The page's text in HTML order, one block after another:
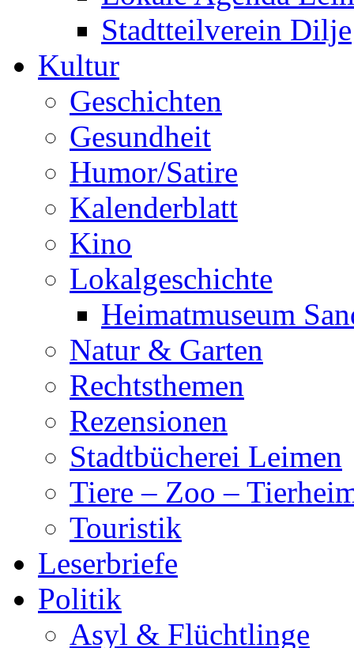
Stadtteilverein Dilje
Kultur
Geschichten
Gesundheit
Humor/Satire
Kalenderblatt
Kino
Lokalgeschichte
Heimatmuseum
Natur & Garten
Rechtsthemen
Rezensionen
Stadtbücherei Leimen
Tiere – Zoo –
Touristik
Leserbriefe
Politik
Asyl & Flüchtlinge